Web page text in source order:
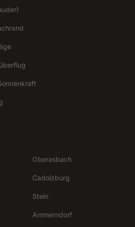
Oberasbach
Cadolzburg
Stein
Ammerndorf